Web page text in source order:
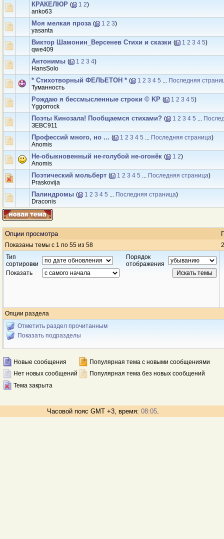
КРАКЕЛЮР ( 1 2)
anko63
Моя мелкая проза ( 1 2 3)
yasanta
Виктор Шамонин_Версенев Стихи и сказки ( 1 2 3 4 5)
qwe409
Антонимы ( 1 2 3 4)
HansSolo
* Стихотворный ФЕЛЬЕТОН * ( 1 2 3 4 5 ... Последняя
Туманность
Рождаю я бессмысленные строки © KP ( 1 2 3 4 5)
Yggorrock
Поэты Кинозала! Пообщаемся стихами? ( 1 2 3 4 5 ...
ЗЕВС911
Профессий много, но ... ( 1 2 3 4 5 ... Последняя страница)
Anomis
Не-обыкновенный не-голубой не-огонёк ( 1 2)
Anomis
Поэтический мольберт ( 1 2 3 4 5 ... Последняя страница)
Praskovija
Палиндромы ( 1 2 3 4 5 ... Последняя страница)
Draconis
Опции просмотра
Показаны темы с 1 по 55 из 58
Тип
сортировки
Порядок
отображения
Показать
Опции раздела
Отметить раздел прочитанным
Показать подразделы
Новые сообщения
Популярная тема с новыми сообщениями
Нет новых сообщений
Популярная тема без новых сообщений
Тема закрыта
Часовой пояс GMT +3, время: 08:05.